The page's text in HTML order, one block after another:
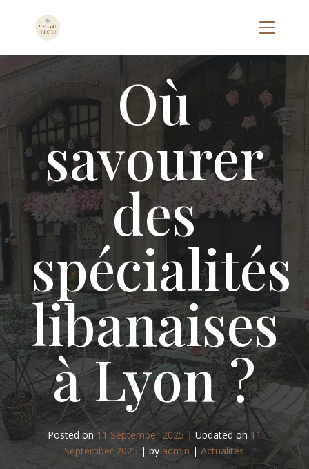
Où
savourer
des
spécialités
libanaises
à Lyon ?
Posted on11 September 2025 | Updated on 11
September 2025 |byadmin |Actualités